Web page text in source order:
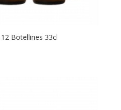
Botellines 33cl